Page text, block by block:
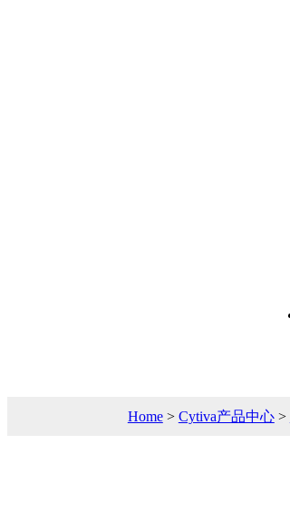
Home> Cytiva产品中心>